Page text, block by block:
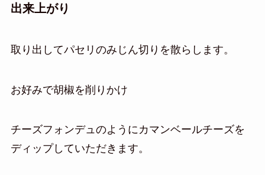
出来上がり
取り出してパセリのみじん切りを散らします。
お好みで胡椒を削りかけ
チーズフォンデュのようにカマンベールチーズを
ディップしていただきます。